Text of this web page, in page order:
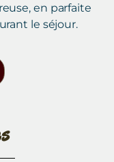
en parfaite
le séjour.